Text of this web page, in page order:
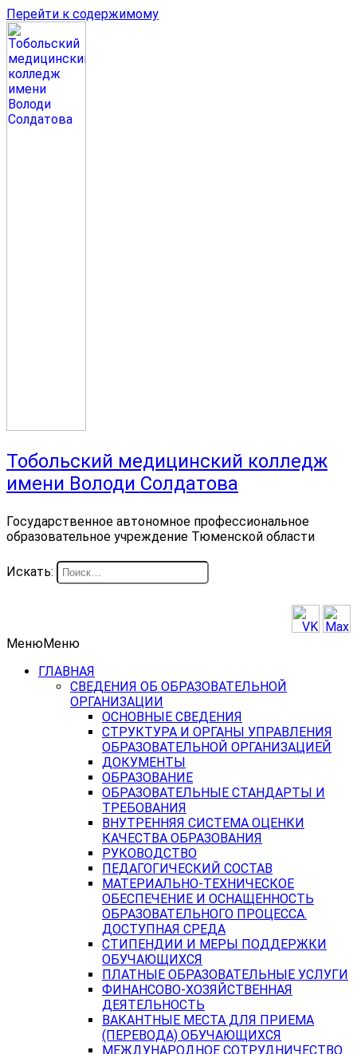
Перейти к содержимому
Тобольский медицинский колледж
имени Володи Солдатова
Государственное автономное профессиональное
образовательное учреждение Тюменской области
Искать:
МенюМеню
ГЛАВНАЯ
СВЕДЕНИЯ ОБ ОБРАЗОВАТЕЛЬНОЙ
ОРГАНИЗАЦИИ
ОСНОВНЫЕ СВЕДЕНИЯ
СТРУКТУРА И ОРГАНЫ УПРАВЛЕНИЯ
ОБРАЗОВАТЕЛЬНОЙ ОРГАНИЗАЦИЕЙ
ДОКУМЕНТЫ
ОБРАЗОВАНИЕ
ОБРАЗОВАТЕЛЬНЫЕ СТАНДАРТЫ И
ТРЕБОВАНИЯ
ВНУТРЕННЯЯ СИСТЕМА ОЦЕНКИ
КАЧЕСТВА ОБРАЗОВАНИЯ
РУКОВОДСТВО
ПЕДАГОГИЧЕСКИЙ СОСТАВ
МАТЕРИАЛЬНО-ТЕХНИЧЕСКОЕ
ОБЕСПЕЧЕНИЕ И ОСНАЩЕННОСТЬ
ОБРАЗОВАТЕЛЬНОГО ПРОЦЕССА.
ДОСТУПНАЯ СРЕДА
СТИПЕНДИИ И МЕРЫ ПОДДЕРЖКИ
ОБУЧАЮЩИХСЯ
ПЛАТНЫЕ ОБРАЗОВАТЕЛЬНЫЕ УСЛУГИ
ФИНАНСОВО-ХОЗЯЙСТВЕННАЯ
ДЕЯТЕЛЬНОСТЬ
ВАКАНТНЫЕ МЕСТА ДЛЯ ПРИЕМА
(ПЕРЕВОДА) ОБУЧАЮЩИХСЯ
МЕЖДУНАРОДНОЕ СОТРУДНИЧЕСТВО